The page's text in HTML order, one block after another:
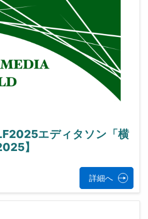
エディタソン「横
】
詳細へ